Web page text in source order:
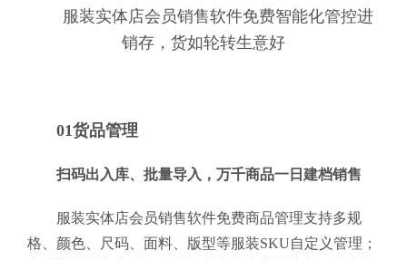
服装实体店会员销售软件免费智能化管控进
销存，货如轮转生意好
01货品管理
扫码出入库、批量导入，万千商品一日建档销售
服装实体店会员销售软件免费商品管理支持多规
格、颜色、尺码、面料、版型等服装SKU自定义管理；